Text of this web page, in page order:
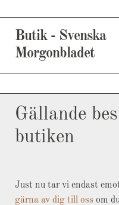
till
navigering
till
innehåll
Butik - Svenska
Morgonbladet
Produkter
Större tryck
Övrigt
Gällande
butiken
Just nu tar vi endast
gärna av dig till oss om